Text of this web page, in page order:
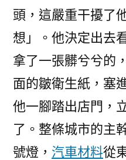
頭，這嚴重干擾了
想」。他決定出去
拿了一張髒兮兮的
面的皺衛生紙，塞
他一腳踏出店門，
了。整條城市的主
號燈， 汽車材料從